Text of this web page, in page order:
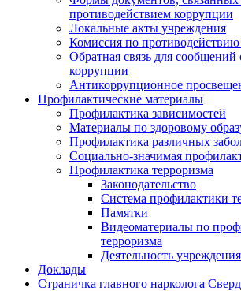
противодействием коррупции
Локальные акты учреждения
Комиссия по
Обратная связь для сообщений
коррупции
Антикоррупционное
Профилактические материалы
Профилактика зависимостей
Материалы по здоровому
Профилактика различных
Социально-значимая
Профилактика терроризма
Законодательство
Система профилактики
Памятки
Видеоматериалы по
терроризма
Деятельность учреждения
Доклады
Страничка главного нарколога